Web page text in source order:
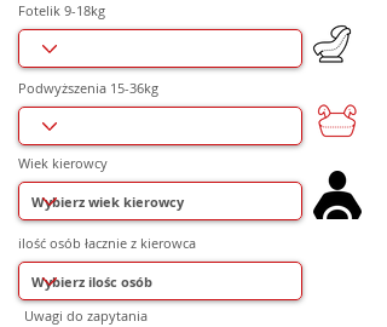
Fotelik 9-18kg
Podwyższenia 15-36kg
Wiek kierowcy
ilość osób łacznie z kierowca
Uwagi do zapytania